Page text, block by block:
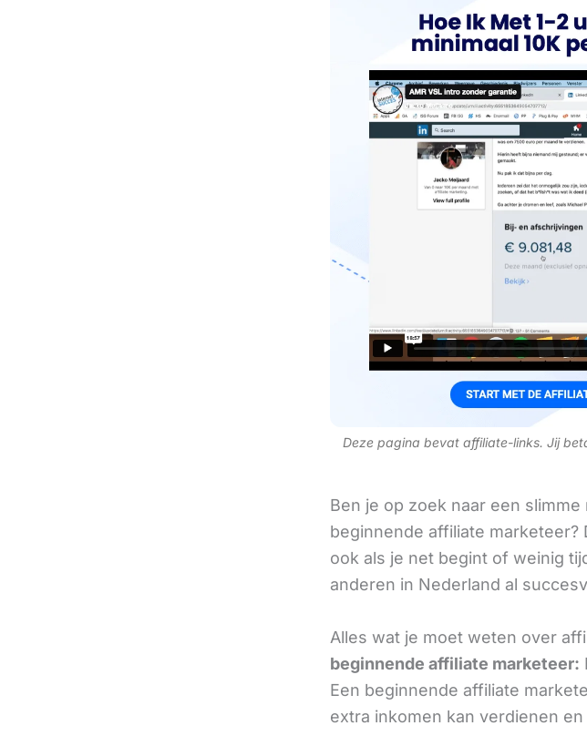
Deze pagina bevat affiliate-links. Jij
Ben je op zoek naar een
beginnende affiliate marketeer?
ook als je net begint of weinig
anderen in Nederland al
Alles wat je moet weten over
beginnende affiliate marketeer:
Een beginnende affiliate
extra inkomen kan verdienen